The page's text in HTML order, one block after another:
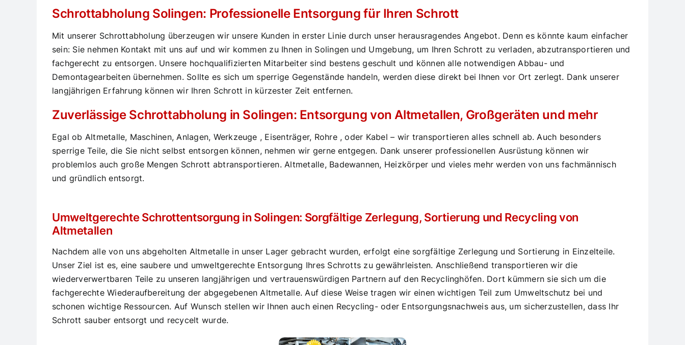
Schrottabholung Solingen: Professionelle Entsorgung für Ihren Schrott
Mit unserer Schrottabholung überzeugen wir unsere Kunden in erster Linie durch unser herausragendes Angebot. Denn es könnte kaum einfacher
sein: Sie nehmen Kontakt mit uns auf und wir kommen zu Ihnen in Solingen und Umgebung, um Ihren Schrott zu verladen, abzutransportieren und
fachgerecht zu entsorgen. Unsere hochqualifizierten Mitarbeiter sind bestens geschult und können alle notwendigen Abbau- und
Demontagearbeiten übernehmen. Sollte es sich um sperrige Gegenstände handeln, werden diese direkt bei Ihnen vor Ort zerlegt. Dank unserer
langjährigen Erfahrung können wir Ihren Schrott in kürzester Zeit entfernen.
Zuverlässige Schrottabholung in Solingen: Entsorgung von Altmetallen, Großgeräten und mehr
Egal ob Altmetalle, Maschinen, Anlagen, Werkzeuge , Eisenträger, Rohre , oder Kabel – wir transportieren alles schnell ab. Auch besonders
sperrige Teile, die Sie nicht selbst entsorgen können, nehmen wir gerne entgegen. Dank unserer professionellen Ausrüstung können wir
problemlos auch große Mengen Schrott abtransportieren. Altmetalle, Badewannen, Heizkörper und vieles mehr werden von uns fachmännisch
und gründlich entsorgt.
Umweltgerechte Schrottentsorgung in Solingen: Sorgfältige Zerlegung, Sortierung und Recycling von
Altmetallen
Nachdem alle von uns abgeholten Altmetalle in unser Lager gebracht wurden, erfolgt eine sorgfältige Zerlegung und Sortierung in Einzelteile.
Unser Ziel ist es, eine saubere und umweltgerechte Entsorgung Ihres Schrotts zu gewährleisten. Anschließend transportieren wir die
wiederverwertbaren Teile zu unseren langjährigen und vertrauenswürdigen Partnern auf den Recyclinghöfen. Dort kümmern sie sich um die
fachgerechte Wiederaufbereitung der abgegebenen Altmetalle. Auf diese Weise tragen wir einen wichtigen Teil zum Umweltschutz bei und
schonen wichtige Ressourcen. Auf Wunsch stellen wir Ihnen auch einen Recycling- oder Entsorgungsnachweis aus, um sicherzustellen, dass Ihr
Schrott sauber entsorgt und recycelt wurde.